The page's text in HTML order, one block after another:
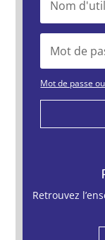
Mot de passe
Retrouvez